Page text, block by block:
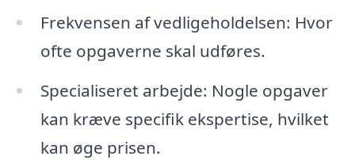
Frekvensen af vedligeholdelsen: Hvor
ofte opgaverne skal udføres.
Specialiseret arbejde: Nogle opgaver
kan kræve specifik ekspertise, hvilket
kan øge prisen.